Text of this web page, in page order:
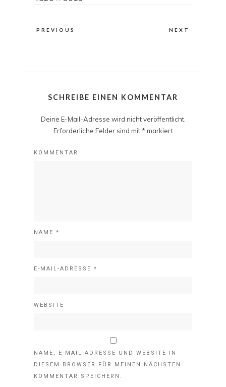
PREVIOUS NEXT
SCHREIBE EINEN KOMMENTAR
Deine E-Mail-Adresse wird nicht veröffentlicht.
Erforderliche Felder sind mit * markiert
KOMMENTAR
NAME *
E-MAIL-ADRESSE *
WEBSITE
NAME, E-MAIL-ADRESSE UND WEBSITE IN
DIESEM BROWSER FÜR MEINEN NÄCHSTEN
KOMMENTAR SPEICHERN.